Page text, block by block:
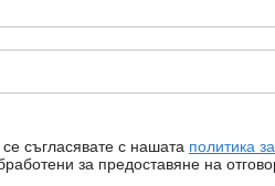
съгласявате с нашата политика
за предоставяне на